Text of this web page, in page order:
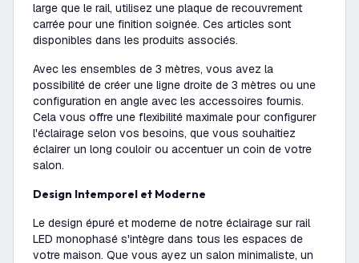
large que le rail, utilisez une plaque de recouvrement
carrée pour une finition soignée. Ces articles sont
disponibles dans les produits associés.
Avec les ensembles de 3 mètres, vous avez la
possibilité de créer une ligne droite de 3 mètres ou une
configuration en angle avec les accessoires fournis.
Cela vous offre une flexibilité maximale pour configurer
l'éclairage selon vos besoins, que vous souhaitiez
éclairer un long couloir ou accentuer un coin de votre
salon.
Design Intemporel et Moderne
Le design épuré et moderne de notre éclairage sur rail
LED monophasé s'intègre dans tous les espaces de
votre maison. Que vous ayez un salon minimaliste, un